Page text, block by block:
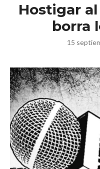
Hostigar
borra
15